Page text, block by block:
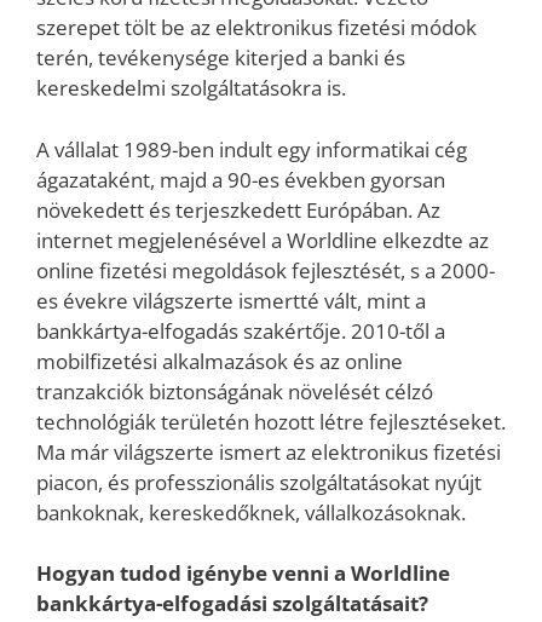
szerepet tölt be az elektronikus fizetési módok
terén, tevékenysége kiterjed a banki és
kereskedelmi szolgáltatásokra is.
A vállalat 1989-ben indult egy informatikai cég
ágazataként, majd a 90-es években gyorsan
növekedett és terjeszkedett Európában. Az
internet megjelenésével a Worldline elkezdte az
online fizetési megoldások fejlesztését, s a 2000-
es évekre világszerte ismertté vált, mint a
bankkártya-elfogadás szakértője. 2010-től a
mobilfizetési alkalmazások és az online
tranzakciók biztonságának növelését célzó
technológiák területén hozott létre fejlesztéseket.
Ma már világszerte ismert az elektronikus fizetési
piacon, és professzionális szolgáltatásokat nyújt
bankoknak, kereskedőknek, vállalkozásoknak.
Hogyan tudod igénybe venni a Worldline
bankkártya-elfogadási szolgáltatásait?